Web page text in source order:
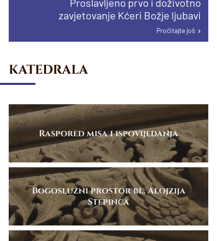
Proslavljeno prvo i doživotno
zavjetovanje Kćeri Božje ljubavi
Pročitajte još
proglašenju papinske manje bazilike u
Karlovcu
Pročitajte još
Pročitajte još
Pročitajte još
KATEDRALA
Raspored misa i ispovijedanja
Bogoslužni prostor bl. Alojzija
Stepinca